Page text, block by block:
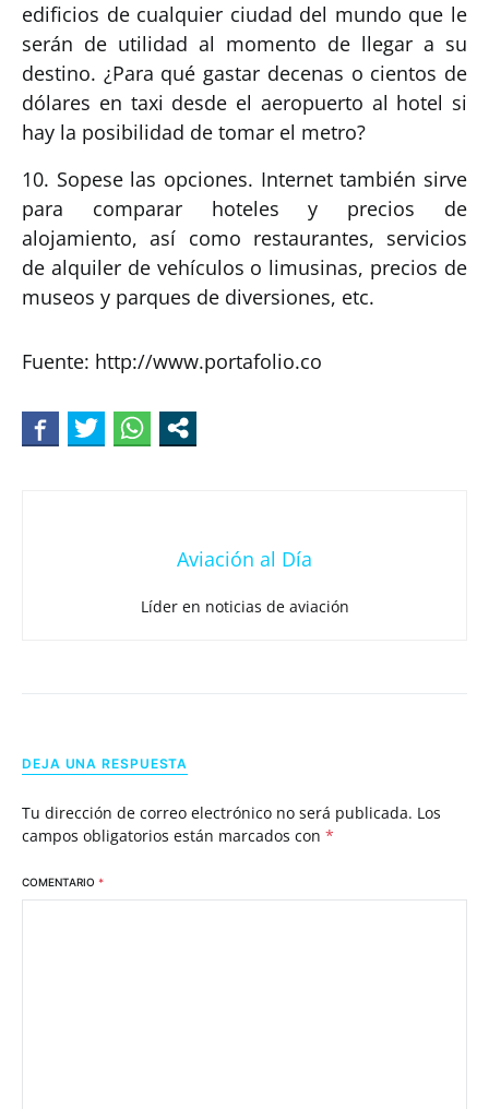
edificios de cualquier ciudad del mundo que le
serán de utilidad al momento de llegar a su
destino. ¿Para qué gastar decenas o cientos de
dólares en taxi desde el aeropuerto al hotel si
hay la posibilidad de tomar el metro?
10. Sopese las opciones. Internet también sirve
para comparar hoteles y precios de
alojamiento, así como restaurantes, servicios
de alquiler de vehículos o limusinas, precios de
museos y parques de diversiones, etc.
Fuente: http://www.portafolio.co
Aviación al Día
Líder en noticias de aviación
DEJA UNA RESPUESTA
Tu dirección de correo electrónico no será publicada. Los
campos obligatorios están marcados con *
COMENTARIO *